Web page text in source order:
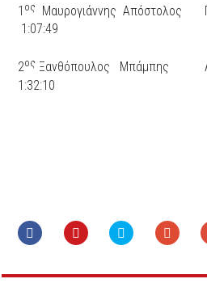
1 ος
Μαυρογιάννης
1:07:49
2ος Ξανθόπουλος
1:32:10